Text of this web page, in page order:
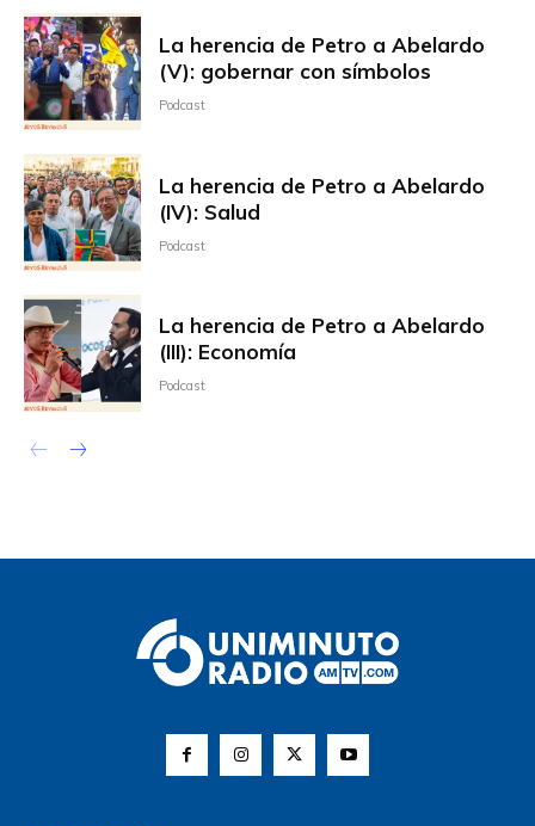
La herencia de Petro a Abelardo
(V): gobernar con símbolos
Podcast
La herencia de Petro a Abelardo
(IV): Salud
Podcast
La herencia de Petro a Abelardo
(III): Economía
Podcast